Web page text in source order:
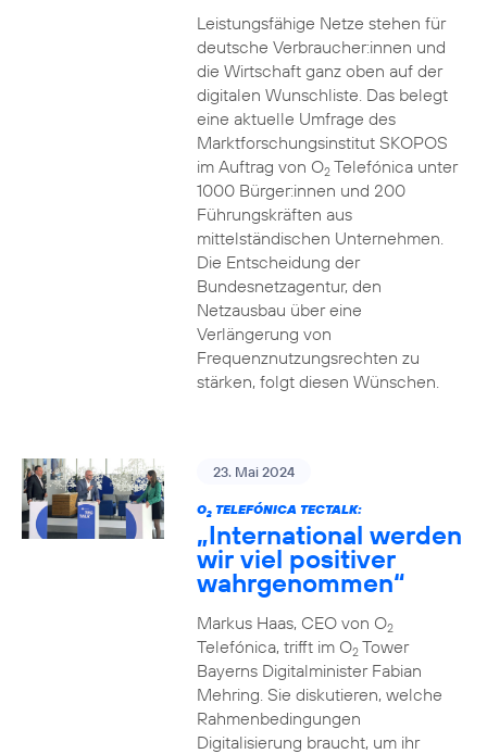
Leistungsfähige Netze stehen für
deutsche Verbraucher:innen und
die Wirtschaft ganz oben auf der
digitalen Wunschliste. Das belegt
eine aktuelle Umfrage des
Marktforschungsinstitut SKOPOS
im Auftrag von O2Telefónica unter
1000 Bürger:innen und 200
Führungskräften aus
mittelständischen Unternehmen.
Die Entscheidung der
Bundesnetzagentur, den
Netzausbau über eine
Verlängerung von
Frequenznutzungsrechten zu
stärken, folgt diesen Wünschen.
23. Mai 2024
O2TELEFÓNICA TECTALK:
„International werden
wir viel positiver
wahrgenommen“
Markus Haas, CEO von O2
Telefónica, trifft im O2Tower
Bayerns Digitalminister Fabian
Mehring. Sie diskutieren, welche
Rahmenbedingungen
Digitalisierung braucht, um ihr